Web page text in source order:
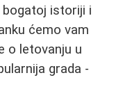
bogatoj istoriji i
ćemo vam
o letovanju u
grada -